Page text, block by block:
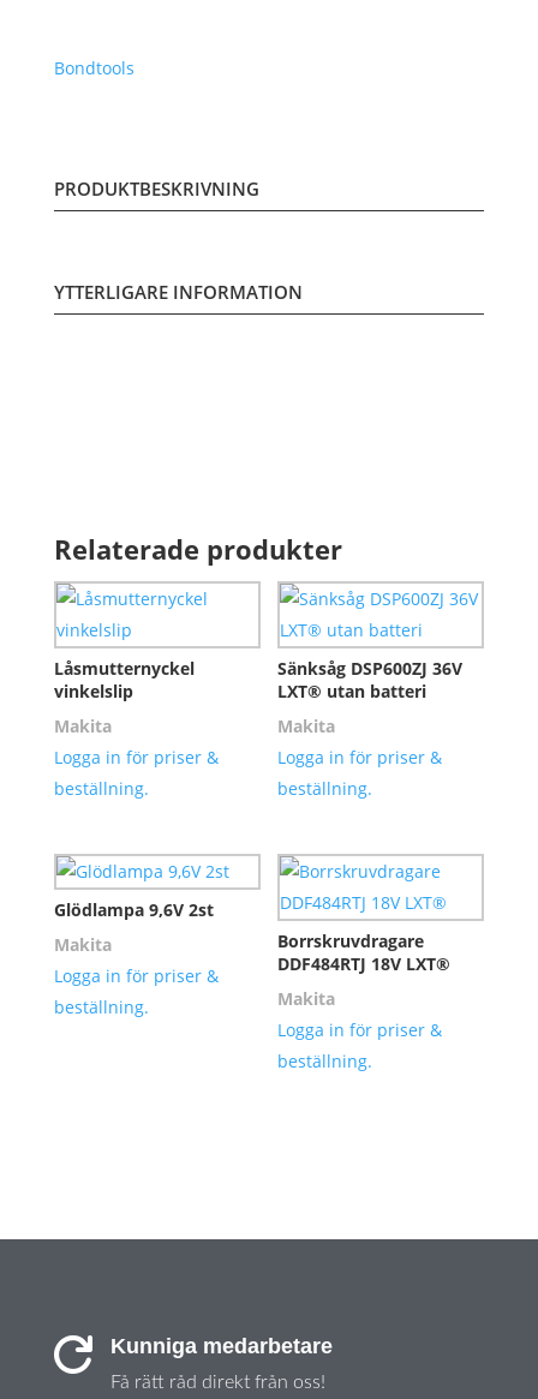
Bondtools
PRODUKTBESKRIVNING
YTTERLIGARE INFORMATION
Relaterade produkter
Låsmutternyckel
vinkelslip
Makita
Logga in för priser &
beställning.
Sänksåg DSP600ZJ 36V
LXT® utan batteri
Makita
Logga in för priser &
beställning.
Glödlampa 9,6V 2st
Makita
Logga in för priser &
beställning.
Borrskruvdragare
DDF484RTJ 18V LXT®
Makita
Logga in för priser &
beställning.
 Kunniga medarbetare
Få rätt råd direkt från oss!